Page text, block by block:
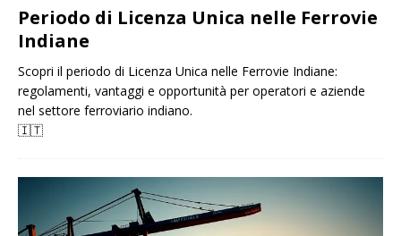
Periodo di Licenza Unica nelle Ferrovie
Indiane
Scopri il periodo di Licenza Unica nelle Ferrovie Indiane:
regolamenti, vantaggi e opportunità per operatori e aziende
nel settore ferroviario indiano.
🇮🇹